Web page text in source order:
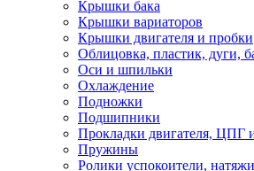
Крышки бака
Крышки вариаторов
Крышки двигателя и пробки
Облицовка, пластик, дуги,
Оси и шпильки
Охлаждение
Подножки
Подшипники
Прокладки двигателя, ЦПГ
Пружины
Ролики успокоители,